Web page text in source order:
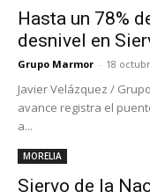
Hasta un 78%
desnivel en
Grupo Marmor - 18
Javier Velázquez /
avance registra el
a...
MORELIA
Siervo de la